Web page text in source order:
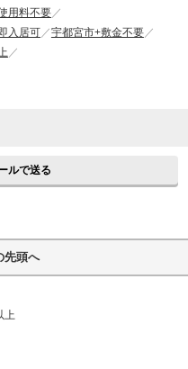
用料不要
入居可
宇都宮市+敷金不要
ルで送る
先頭へ
上